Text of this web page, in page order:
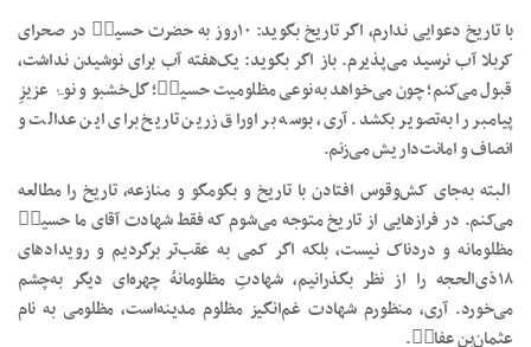
با تاریخ دعوایی ندارم، اگر تاریخ بگوید: ۱۰روز به حضرت حسینؓ در صحرای
کربلا آب نرسید می‌پذیرم. باز اگر بگوید: یک‌هفته آب برای نوشیدن نداشت،
قبول می‌کنم؛ چون می‌خواهد به‌نوعی مظلومیت حسینؓ؛ گل‌خشبو و نوۂ عزیزِ
پیامبر را به‌تصویر بکشد. آری، بوسه بر اوراق زرین تاریخ برای این عدالت و
انصاف و امانت‌داریش می‌زنم.
البته به‌جای کش‌وقوس افتادن با تاریخ و بگومگو و منازعه، تاریخ را مطالعه
می‌کنم. در فرازهایی از تاریخ متوجه می‌شوم که فقط شهادت آقای ما حسینؓ
مظلومانه و دردناک نیست، بلکه اگر کمی به عقب‌تر برگردیم و رویدادهای
۱۸ذی‌الحجه را از نظر بگذرانیم، شهادتِ مظلومانهٔ چهره‌ای دیگر به‌چشم
می‌خورد. آری، منظورم شهادت غم‌انگیز مظلوم مدینه‌است، مظلومی به‌ نام
عثمان‌بن عفانؓ.